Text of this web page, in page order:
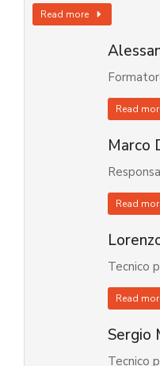
Read more
Read
Marco
Read
Tecnico
Read
Sergio
Tecnico